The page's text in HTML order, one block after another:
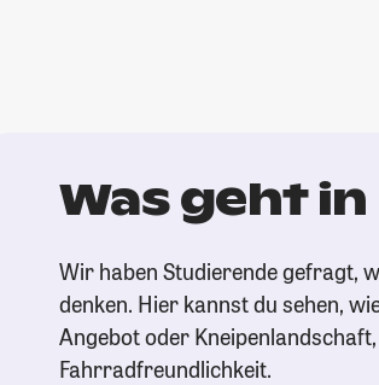
Was geht
Wir haben Studierende gefragt,
denken. Hier kannst du sehen,
Angebot oder
Fahrradfreundlichkeit.